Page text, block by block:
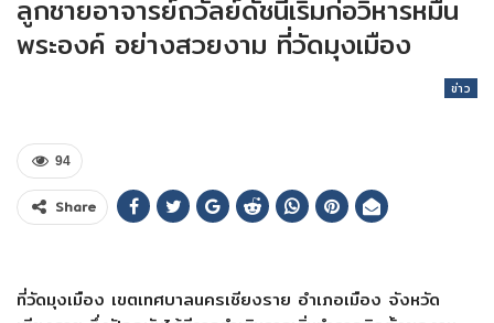
ลูกชายอาจารย์ถวัลย์ดัชนีเริ่มก่อวิหารหมื่น
พระองค์ อย่างสวยงาม ที่วัดมุงเมือง
ข่าว
94
Share
ที่วัดมุงเมือง เขตเทศบาลนครเชียงราย อำเภอเมือง จังหวัด